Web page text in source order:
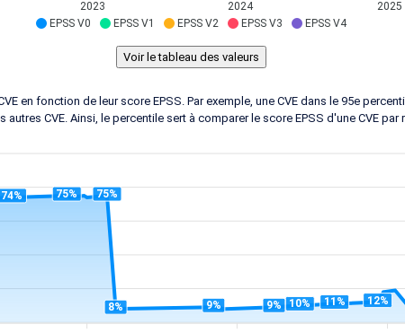
EPSS V0 EPSS V1 EPSS V2 EPSS V3 EPSS V4
2023 2024 2025
en fonction de leur score EPSS. Par exemple, une CVE dans le 95e
CVE. Ainsi, le percentile sert à comparer le score EPSS d'une CVE par
74% 75% 75%
8% 9% 9% 10% 11%
12%